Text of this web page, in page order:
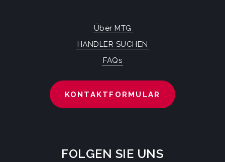
Über MTG
HÄNDLER SUCHEN
FAQs
KONTAKTFORMULAR
FOLGEN SIE UNS